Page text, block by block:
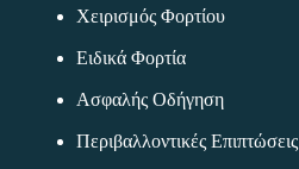
Χειρισμός Φορτίου
Ειδικά Φορτία
Ασφαλής Οδήγηση
Περιβαλλοντικές Επιπτώσεις